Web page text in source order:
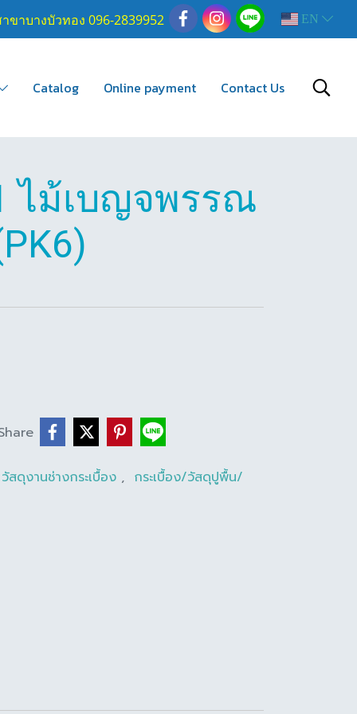
ขาบางบัวทอง 096-2839952 EN
Catalog Online payment Contact Us
ไม้เบญจพรรณ
วัสดุงานช่างกระเบื้อง , กระเบื้อง/วัสดุปูพื้น/